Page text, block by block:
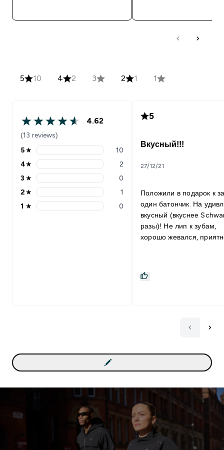
5 10 4 2 3 2 1 1
4.62
(13 reviews)
5★
10
4★
2
3 ★
0
2★
1
1 ★ 0
5
Вкусный!!!
27/12/21
Положили в подарок к
один батончик. На
вкусный (вкуснее
разы)! Не лип к зубам,
хорошо жевался,